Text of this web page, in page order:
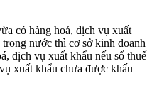
có hàng hoá, dịch vụ xuất
nước thì cơ sở kinh doanh
dịch vụ xuất khẩu nếu số thuế
xuất khẩu chưa được khấu